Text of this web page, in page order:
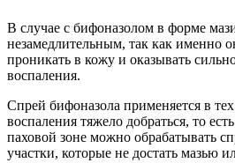
В случае с бифоназолом в форме
незамедлительным, так как именно
проникать в кожу и оказывать
воспаления.
Спрей бифоназола применяется в
воспаления тяжело добраться, то
паховой зоне можно обрабатывать
участки, которые не достать мазью